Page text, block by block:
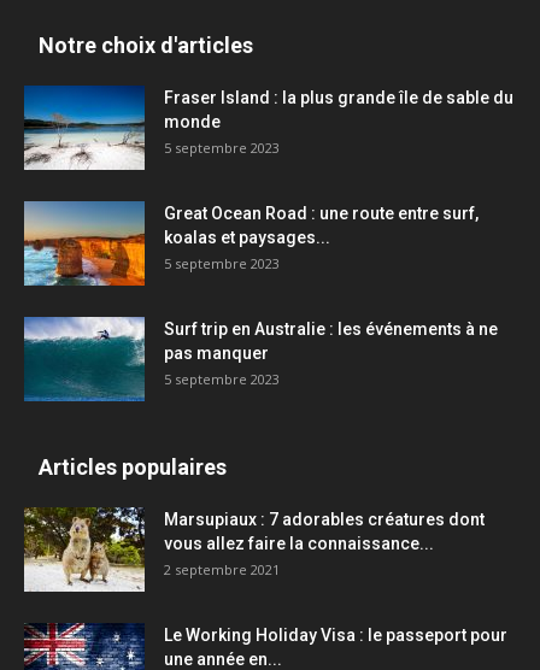
Notre choix d'articles
Fraser Island : la plus grande île de sable du
monde
5 septembre 2023
Great Ocean Road : une route entre surf,
koalas et paysages...
5 septembre 2023
Surf trip en Australie : les événements à ne
pas manquer
5 septembre 2023
Articles populaires
Marsupiaux : 7 adorables créatures dont
vous allez faire la connaissance...
2 septembre 2021
Le Working Holiday Visa : le passeport pour
une année en...